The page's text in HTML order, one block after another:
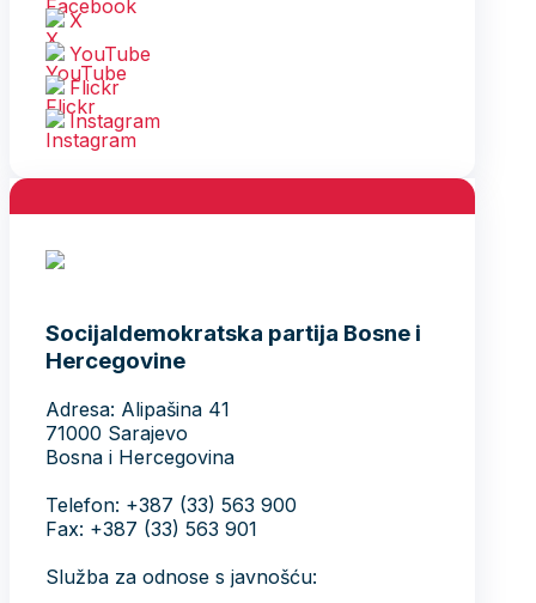
X
YouTube
Flickr
Instagram
Socijaldemokratska partija Bosne i
Hercegovine
Adresa: Alipašina 41
71000 Sarajevo
Bosna i Hercegovina
Telefon: +387 (33) 563 900
Fax: +387 (33) 563 901
Služba za odnose s javnošću: